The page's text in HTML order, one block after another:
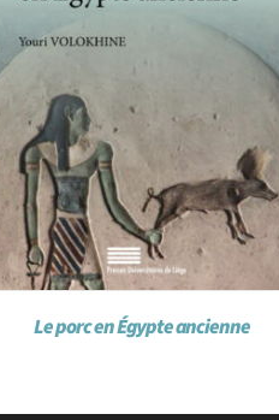
Le porc en Égypte ancienne